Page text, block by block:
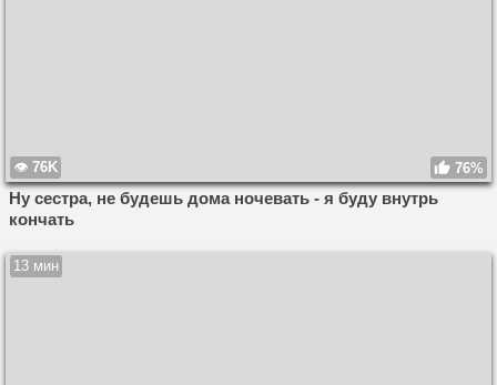
76K 76%
Ну сестра, не будешь дома ночевать - я буду внутрь
кончать
13 мин